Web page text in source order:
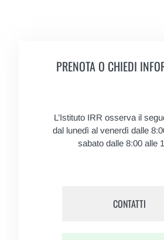
PRENOTA O CHIEDI
L’Istituto IRR osserva il
dal lunedì al venerdì dalle
sabato dalle 8:00 alle
CONTATTI